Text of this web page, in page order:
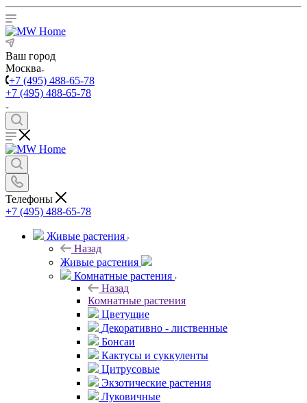
Ваш город
Москва
+7 (495) 488-65-78
+7 (495) 488-65-78
Телефоны
+7 (495) 488-65-78
Живые растения
Назад
Живые растения
Комнатные растения
Назад
Комнатные растения
Цветущие
Декоративно - лиственные
Бонсаи
Кактусы и суккуленты
Цитрусовые
Экзотические растения
Луковичные